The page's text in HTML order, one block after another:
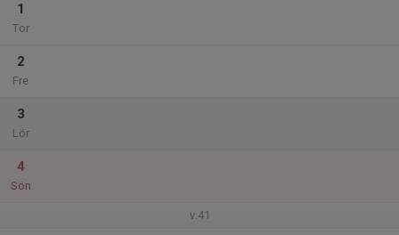
1
Tor
2
Fre
3
Lör
4
Sön
v.41